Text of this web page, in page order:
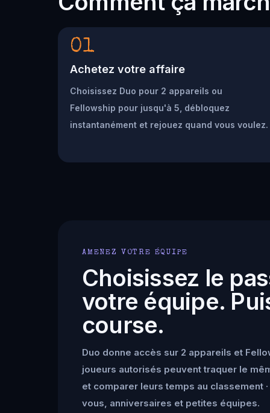
01
Achetez votre affaire
Choisissez Duo pour 2 appareils ou
Fellowship pour jusqu'à 5, débloquez
instantanément et rejouez quand vous voulez.
AMENEZ VOTRE ÉQUIPE
Choisissez le
votre équipe.
course.
Duo donne accès sur 2 appareils et
joueurs autorisés peuvent traquer le
et comparer leurs temps au classement
vous, anniversaires et petites équipes.